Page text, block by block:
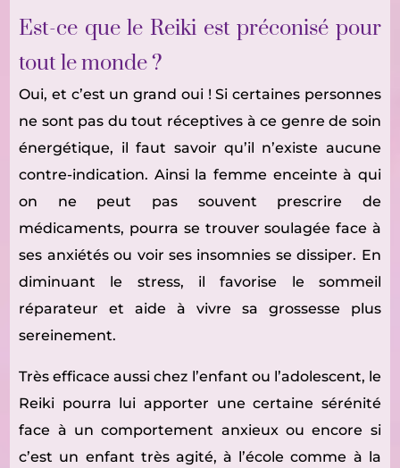
Est-ce que le Reiki est préconisé pour
tout le monde ?
Oui, et c’est un grand oui ! Si certaines personnes
ne sont pas du tout réceptives à ce genre de soin
énergétique, il faut savoir qu’il n’existe aucune
contre-indication. Ainsi la femme enceinte à qui
on ne peut pas souvent prescrire de
médicaments, pourra se trouver soulagée face à
ses anxiétés ou voir ses insomnies se dissiper. En
diminuant le stress, il favorise le sommeil
réparateur et aide à vivre sa grossesse plus
sereinement.
Très efficace aussi chez l’enfant ou l’adolescent, le
Reiki pourra lui apporter une certaine sérénité
face à un comportement anxieux ou encore si
c’est un enfant très agité, à l’école comme à la